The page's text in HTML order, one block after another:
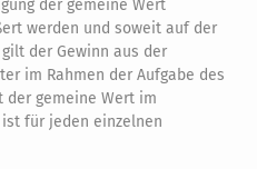
der gemeine Wert
werden und soweit auf der
der Gewinn aus der
im Rahmen der Aufgabe des
gemeine Wert im
für jeden einzelnen